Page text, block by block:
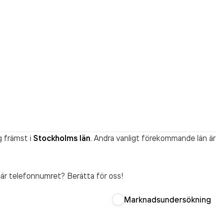
främst i Stockholms län. Andra vanligt förekommande län är
telefonnumret? Berätta för oss!
Marknadsundersökning